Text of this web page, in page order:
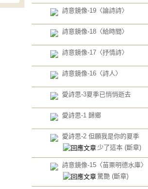
詩意鏡像-19〈論詩詩〉
詩意鏡像-18〈給時間〉
詩意鏡像-17〈抒情詩〉
詩意鏡像-16〈詩人〉
愛詩思-3夏季已悄悄逝去
愛詩思-1 歸鄉
愛詩思-2 但願我是你的夏季
少了這本 (斷章)
詩意鏡像-15〈苗栗明德水庫〉
驚艷 (斷章)